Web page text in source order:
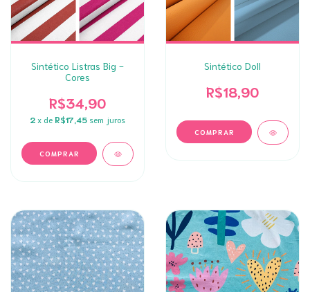
Sintético Listras Big -
Cores
R$34,90
2 x de R$17,45 sem juros
COMPRAR
Sintético Doll
R$18,90
COMPRAR